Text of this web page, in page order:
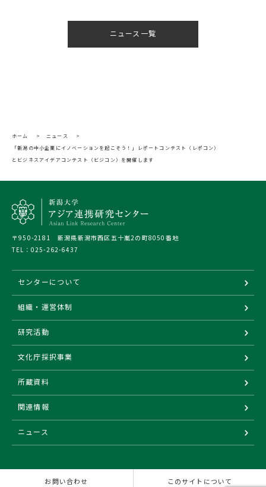
ニュース一覧
ホーム > ニュース
>
「新潟の中小企業にイノベーションを起こそう！」レポートコンテスト（レポコン）
とビジネスアイデアコンテスト（ビジコン）を開催します
〒950-2181 新潟県新潟市西区五十嵐2の町8050番地
TEL： 025-262-6437
センターについて
組織・運営体制
研究活動
文化庁採択事業
所蔵資料
関連情報
ニュース
お問い合わせ このサイトについて